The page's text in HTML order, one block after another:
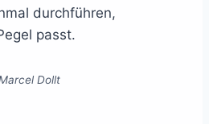
durchführen,
passt.
Dollt